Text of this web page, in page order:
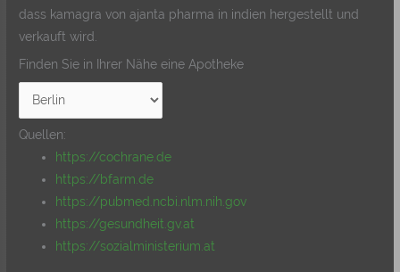
dass kamagra von ajanta pharma in indien hergestellt und
verkauft wird.
Finden Sie in Ihrer Nähe eine Apotheke
Quellen:
https://cochrane.de
https://bfarm.de
https://pubmed.ncbi.nlm.nih.gov
https://gesundheit.gv.at
https://sozialministerium.at